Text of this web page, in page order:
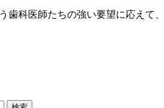
歯科医師たちの強い要望に応えて